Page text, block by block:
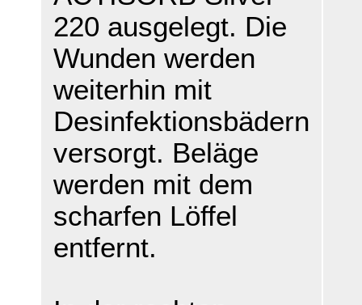
220 ausgelegt. Die
Wunden werden
weiterhin mit
Desinfektionsbädern
versorgt. Beläge
werden mit dem
scharfen Löffel
entfernt.